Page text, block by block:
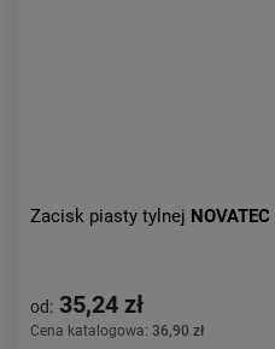
Zacisk piasty tylnej NOVATEC
od: 35,24 zł
Cena katalogowa: 36,90 zł